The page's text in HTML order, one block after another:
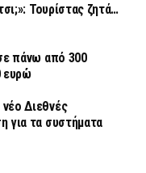
Τουρίστας ζητά…
πάνω από 300
ευρώ
Διεθνές
για τα συστήματα